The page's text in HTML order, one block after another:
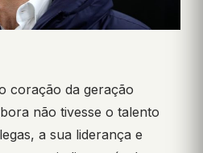
coração da geração
não tivesse o talento
a sua liderança e